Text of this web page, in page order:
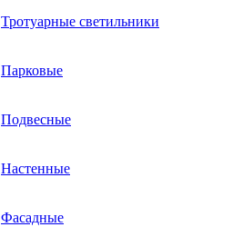
Тротуарные светильники
Парковые
Подвесные
Настенные
Фасадные